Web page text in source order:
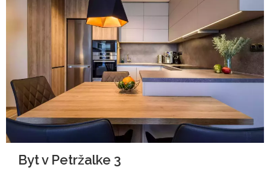
Byt v Petržalke 3